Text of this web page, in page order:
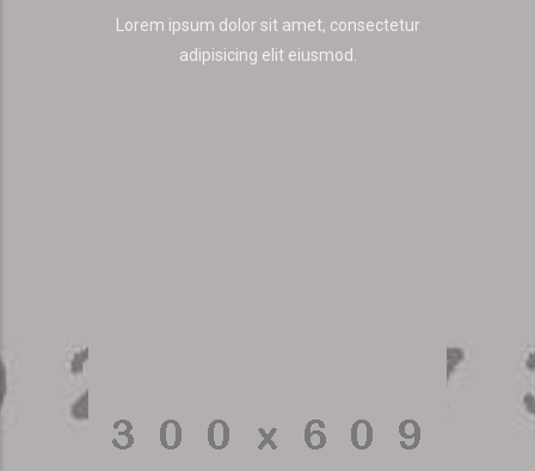
Lorem ipsum dolor sit amet, consectetur
adipisicing elit eiusmod.